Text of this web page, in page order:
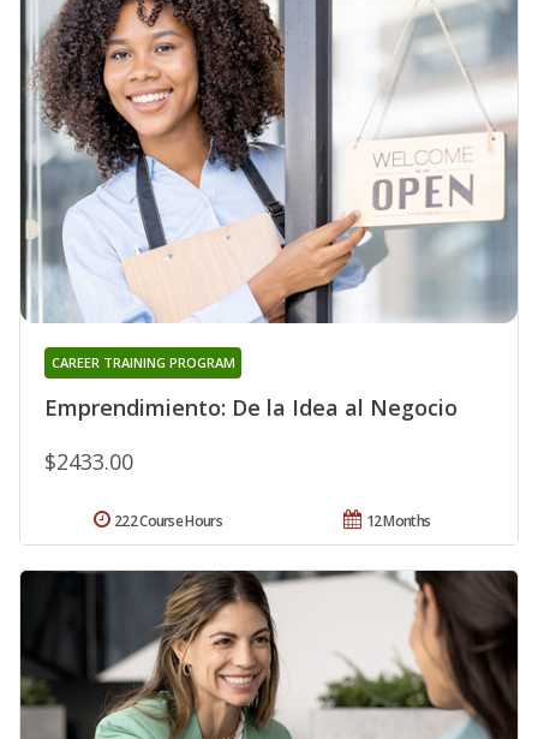
Emprendimiento: De la Idea al Negocio
CAREER TRAINING PROGRAM
$2433.00
12 Months
222 Course Hours